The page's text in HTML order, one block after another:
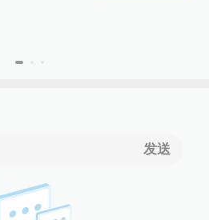
发送